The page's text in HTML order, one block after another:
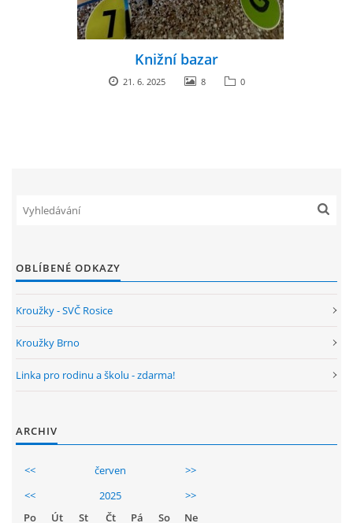
JAK MOTIVOVAT DÍTĚ KE ČTENÍ
ŠKOLNÍ PORADENSKÉ PRACOVIŠTĚ
NEPOTŘEBNÝ MAJETEK
NAUČNÁ STEZKA ZBRASLAV
Knižní bazar
21. 6. 2025 8 0
OBLÍBENÉ ODKAZY
Kroužky - SVČ Rosice
Kroužky Brno
Linka pro rodinu a školu - zdarma!
ARCHIV
<< červen
>>
<<
2025
>>
Po
Út St Čt Pá So Ne